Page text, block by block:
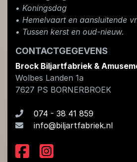
• Koningsdag
​• Hemelvaart en aansluitende
• Tussen kerst en oud-nieuw.
CONTACTGEGEVENS
Brock Biljartfabriek &
Wolbes Landen 1a
7627 PS BORNERBROEK
074 - 38 41 859
info@biljartfabriek.nl